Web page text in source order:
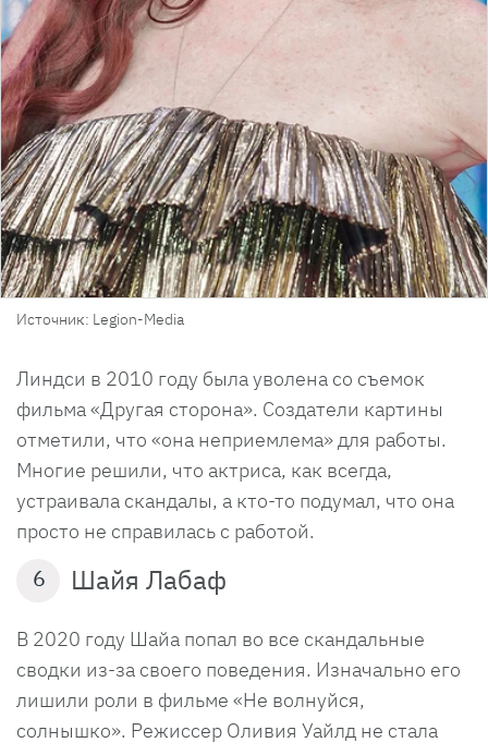
Источник: Legion-Media
Линдси в 2010 году была уволена со съемок
фильма «Другая сторона». Создатели картины
отметили, что «она неприемлема» для работы.
Многие решили, что актриса, как всегда,
устраивала скандалы, а кто-то подумал, что она
просто не справилась с работой.
6 Шайя Лабаф
В 2020 году Шайа попал во все скандальные
сводки из-за своего поведения. Изначально его
лишили роли в фильме «Не волнуйся,
солнышко». Режиссер Оливия Уайлд не стала